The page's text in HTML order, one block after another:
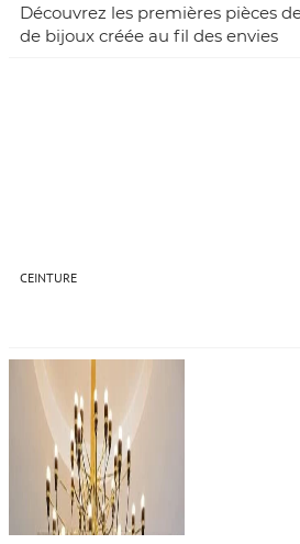
Découvrez les premières pièces
de bijoux créée au fil des envies
CEINTURE